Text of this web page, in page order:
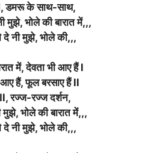
डमरू के साथ-साथ,
मुझे, भोले की बारात में,,,
नी मुझे, भोले की,,,
में, देवता भी आए हैं l
आए हैं, फूल बरसाए हैं ll
रज्ज-रज्ज दर्शन,
मुझे, भोले की बारात में,,,
नी मुझे, भोले की,,,